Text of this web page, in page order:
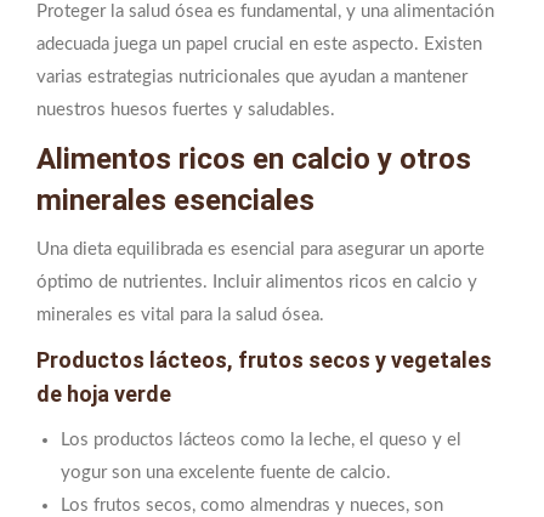
Proteger la salud ósea es fundamental, y una alimentación
adecuada juega un papel crucial en este aspecto. Existen
varias estrategias nutricionales que ayudan a mantener
nuestros huesos fuertes y saludables.
Alimentos ricos en calcio y otros
minerales esenciales
Una dieta equilibrada es esencial para asegurar un aporte
óptimo de nutrientes. Incluir alimentos ricos en calcio y
minerales es vital para la salud ósea.
Productos lácteos, frutos secos y vegetales
de hoja verde
Los productos lácteos como la leche, el queso y el
yogur son una excelente fuente de calcio.
Los frutos secos, como almendras y nueces, son